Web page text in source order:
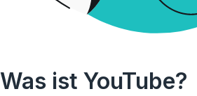
Was ist YouTube?